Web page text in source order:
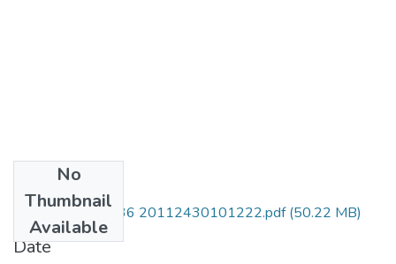
No
Thumbnail
Available
110233218536 20112430101222.pdf(50.22 MB)
Date